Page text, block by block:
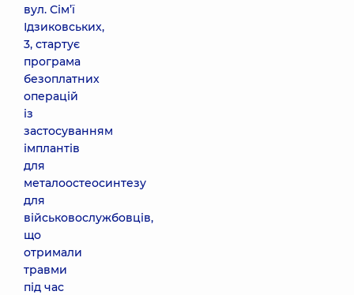
вул. Сім’ї
Ідзиковських,
3, стартує
програма
безоплатних
операцій
із
застосуванням
імплантів
для
металоостеосинтезу
для
військовослужбовців,
що
отримали
травми
під час